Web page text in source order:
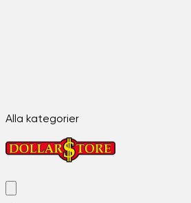
Alla kategorier